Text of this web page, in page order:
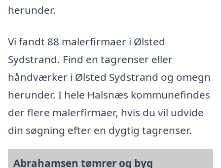
herunder.
Vi fandt 88 malerfirmaer i Ølsted
Sydstrand. Find en tagrenser eller
håndværker i Ølsted Sydstrand og omegn
herunder. I hele Halsnæs kommunefindes
der flere malerfirmaer, hvis du vil udvide
din søgning efter en dygtig tagrenser.
Abrahamsen tømrer og byg